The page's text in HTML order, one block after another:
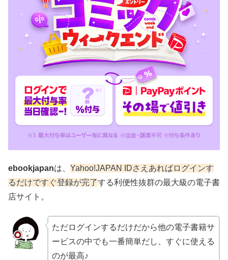
ebookjapanは、 Yahoo!JAPAN IDさえあればログインす
るだけですぐ登録が完了する利便性抜群の最大級の電子書
店サイト。
ただログインするだけだから他の電子書籍サ
ービスの中でも一番簡単だし、すぐに使える
のが最高♪